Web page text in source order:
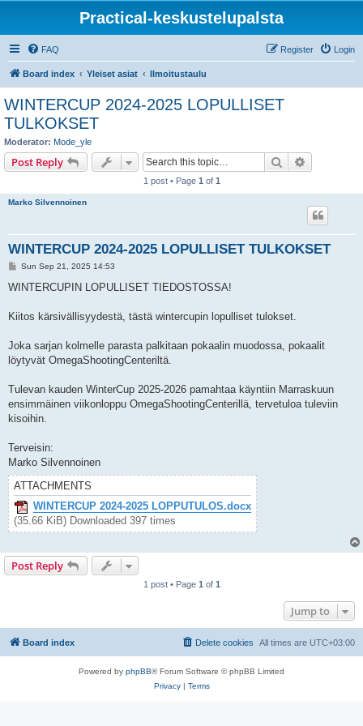
Practical-keskustelupalsta
FAQ Login
Register
Board index Yleiset asiat Ilmoitustaulu
WINTERCUP 2024-2025 LOPULLISET
TULKOKSET
Moderator: Mode_yle
Post Reply Search
1 post • Page 1 of 1
Marko Silvennoinen
WINTERCUP 2024-2025 LOPULLISET TULKOKSET
P
s
Sun Sep 21, 2025 14:53
WINTERCUPIN LOPULLISET TIEDOSTOSSA!
Kiitos kärsivällisyydestä, tästä wintercupin lopulliset tulokset.
Joka sarjan kolmelle parasta palkitaan pokaalin muodossa, pokaalit
löytyvät OmegaShootingCenteriltä.
Tulevan kauden WinterCup 2025-2026 pamahtaa käyntiin Marraskuun
ensimmäinen viikonloppu OmegaShootingCenterillä, tervetuloa tuleviin
kisoihin.
Terveisin:
Marko Silvennoinen
ATTACHMENTS
WINTERCUP 2024-2025 LOPPUTULOS.docx
(35.66 KiB) Downloaded 397 times
Post Reply
1 post • Page 1 of 1
Jump to
Board index All times are UTC+03:00
Delete cookies
Powered by phpBB® Forum Software © phpBB Limited
Privacy| Terms